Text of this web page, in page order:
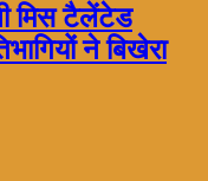
मिस टैलेंटेड
ने बिखेरा